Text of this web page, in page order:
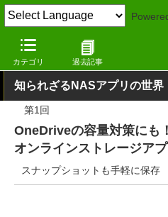
カテゴリ 過去記事
窓の杜 システム・ファイル
知られざるNASアプリの世界
第1回
OneDriveの容量対策にも！
オンラインストレージア
スナップショットも手軽に保存